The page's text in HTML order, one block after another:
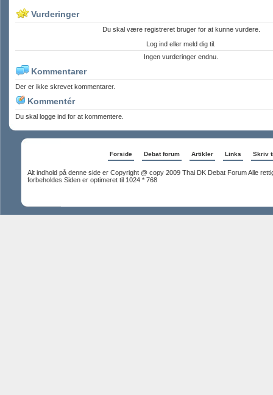
Vurderinger
Du skal være registreret bruger for at kunne vurdere.
Log ind eller meld dig til.
Ingen vurderinger endnu.
Kommentarer
Der er ikke skrevet kommentarer.
Kommentér
Du skal logge ind for at kommentere.
Forside Debat forum Artikler Links Skriv
Alt indhold på denne side er Copyright @ copy 2009 Thai DK Debat Forum Alle
forbeholdes Siden er optimeret til 1024 * 768